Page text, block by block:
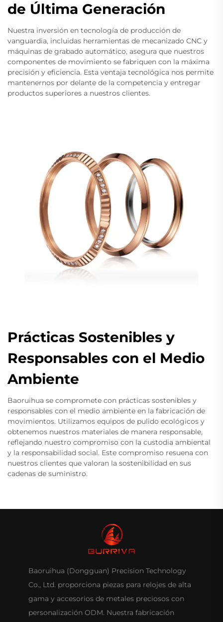
de Última Generación
Nuestra inversión en tecnología de producción de
vanguardia, incluidas herramientas de mecanizado CNC y
máquinas de grabado automático, asegura que nuestros
componentes de movimiento se fabriquen con la máxima
precisión y eficiencia. Esta ventaja tecnológica nos permite
mantenernos por delante de la competencia y entregar
productos superiores a nuestros clientes.
Prácticas Sostenibles y
Responsables con el Medio
Ambiente
Baoruihua se compromete con prácticas sostenibles y
responsables con el medio ambiente en la fabricación de
movimientos. Utilizamos equipos de pulido ecológicos y
obtenemos nuestros materiales de manera responsable,
reflejando nuestro compromiso con la custodia ambiental
y la responsabilidad social. Este compromiso resuena con
nuestros clientes que valoran la sostenibilidad en sus
cadenas de suministro.
Baoruihua (Dongguan) Precision Technology
Co., Ltd. proporciona piezas para relojes de alta
gama y accesorios de metales preciosos con
personalización ODM. Nuestra fabricación